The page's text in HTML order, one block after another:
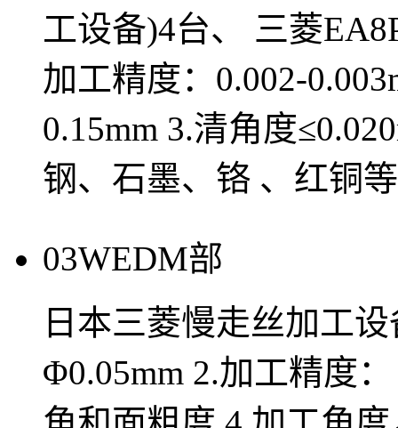
工设备)4台、 三菱
加工精度：0.002-
0.15mm 3.清角度
钢、石墨、铬 、红铜等
03WEDM部
日本三菱慢走丝加工
Φ0.05mm 2.加工精度